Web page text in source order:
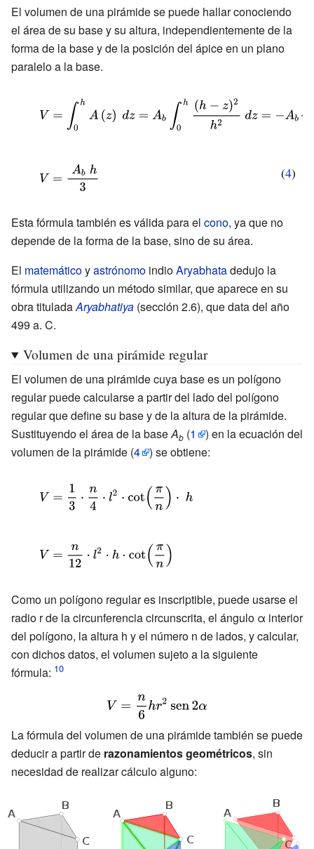
{h^{2}}}=A_{b}\
{\frac {(h-z)^{2}}
{h^{2}}}}
El volumen de una pirámide se puede hallar conociendo
el área de su base y su altura, independientemente de la
forma de la base y de la posición del ápice en un plano
paralelo a la base.
{\displaystyle V=\int
_{0}^{h}A\left(z\right)\
{\frac {(h-z)^{2}}
{h^{2}}}\ dz=-A_{b}
{3h^{2}}}{\bigg
|}_{0}^{h}}
(4)
{\displaystyle
V={\frac {\
{3}}}
Esta fórmula también es válida para el cono, ya que no
depende de la forma de la base, sino de su área.
El matemáticoyastrónomo indioAryabhatadedujo la
fórmula utilizando un método similar, que aparece en su
obra tituladaAryabhatiya (sección 2.6), que data del año
499 a. C.
Volumen de una pirámide regular
El volumen de una pirámide cuya base es un polígono
regular puede calcularse a partir del lado del polígono
regular que define su base y de la altura de la pirámide.
Sustituyendo el área de la baseAb (1 ) en la ecuación del
volumen de la pirámide (4 ) se obtiene:
{\displaystyle
V={\frac {1}
{n}{4}}\cdot
\left({\frac {\pi
}
{n}}\right)\cdot
\ h}
{\displaystyle
V={\frac {n}
{12}}\cdot
l^{2}\cdot
h\cdot \cot
\left({\frac
{\pi }
Como un polígono regular es inscriptible, puede usarse el
radio r de la circunferencia circunscrita, el ángulo α interior
del polígono, la altura h y el número n de lados, y calcular,
con dichos datos, el volumen sujeto a la siguiente
fórmula:
{\displaystyle V={\frac
{6}}hr^{2}\operatorname
{sen} 2\alpha }
La fórmula del volumen de una pirámide también se puede
deducir a partir de razonamientos geométricos, sin
necesidad de realizar cálculo alguno: